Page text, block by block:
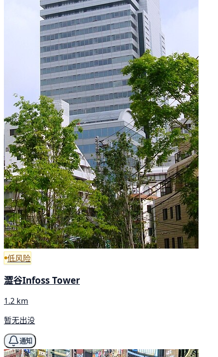
低风险
澀谷Infoss Tower
1.2 km
暂无出没
通知